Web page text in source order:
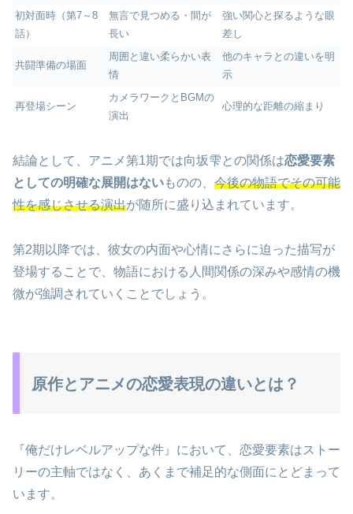
初対面時（第7～8
話）
無言で見つめる・間が
長い
強い関心と探るような眼
差し
共闘準備の場面
周囲と違い柔らかい表
情
他のキャラとの違いを明
示
再登場シーン
カメラワークとBGMの
演出
心理的な距離の縮まり
結論として、アニメ第1期では向坂雫との関係は恋愛要素
としての明確な展開はないものの、 今後の物語でその可能
性を感じさせる演出が随所に盛り込まれています。
第2期以降では、彼女の内面や心情にさらに迫った描写が
登場することで、物語における人間関係の深みや感情の機
微が強調されていくことでしょう。
原作とアニメの恋愛表現の違いとは？
『俺だけレベルアップな件』において、恋愛要素はストー
リーの主軸ではなく、あくまで補足的な側面にとどまって
います。